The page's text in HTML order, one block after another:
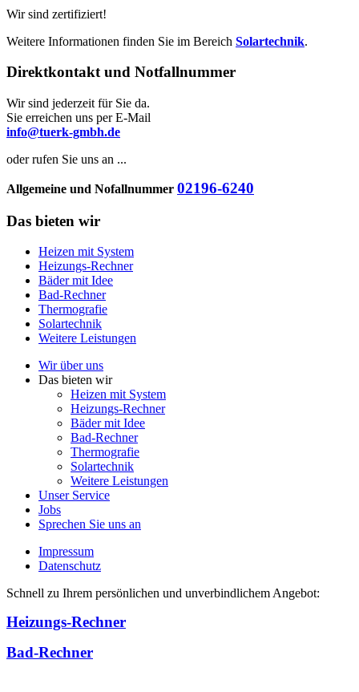
Wir sind zertifiziert!
Weitere Informationen finden Sie im Bereich Solartechnik.
Direktkontakt und Notfallnummer
Wir sind jederzeit für Sie da.
Sie erreichen uns per E-Mail
info@tuerk-gmbh.de
oder rufen Sie uns an ...
Allgemeine und Nofallnummer 02196-6240
Das bieten wir
Heizen mit System
Heizungs-Rechner
Bäder mit Idee
Bad-Rechner
Thermografie
Solartechnik
Weitere Leistungen
Wir über uns
Das bieten wir
Heizen mit System
Heizungs-Rechner
Bäder mit Idee
Bad-Rechner
Thermografie
Solartechnik
Weitere Leistungen
Unser Service
Jobs
Sprechen Sie uns an
Impressum
Datenschutz
Schnell zu Ihrem persönlichen und unverbindlichem Angebot:
Heizungs-Rechner
Bad-Rechner